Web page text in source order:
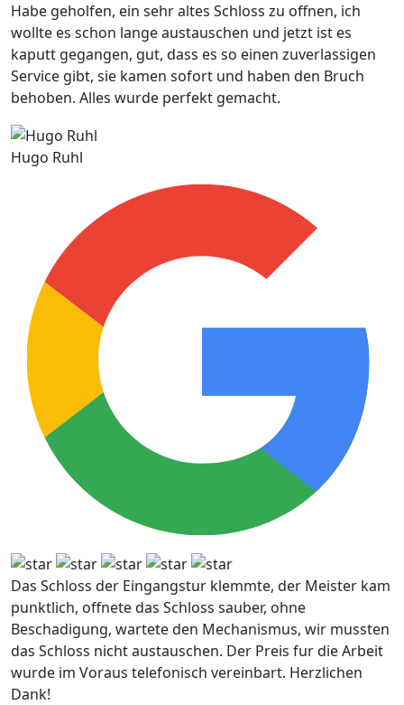
Habe geholfen, ein sehr altes Schloss zu offnen, ich
wollte es schon lange austauschen und jetzt ist es
kaputt gegangen, gut, dass es so einen zuverlassigen
Service gibt, sie kamen sofort und haben den Bruch
behoben. Alles wurde perfekt gemacht.
Hugo Ruhl
Das Schloss der Eingangstur klemmte, der Meister kam
punktlich, offnete das Schloss sauber, ohne
Beschadigung, wartete den Mechanismus, wir mussten
das Schloss nicht austauschen. Der Preis fur die Arbeit
wurde im Voraus telefonisch vereinbart. Herzlichen
Dank!